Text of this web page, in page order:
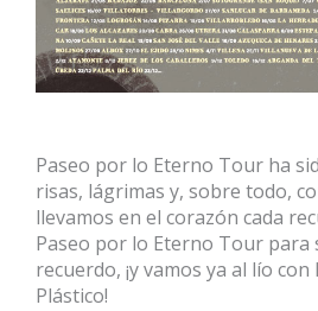
Paseo por lo Eterno Tour ha
risas, lágrimas y, sobre todo,
llevamos en el corazón cada
Paseo por lo Eterno Tour para
recuerdo, ¡y vamos ya al lío
Plástico!